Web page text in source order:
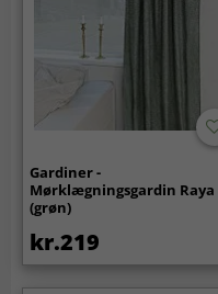
Gardiner -
Mørklægningsgardin Raya
(grøn)
kr.219